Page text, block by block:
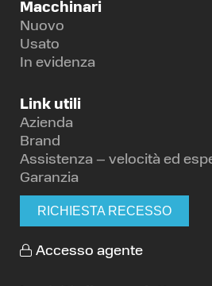
Macchinari
Nuovo
Usato
In evidenza
Link utili
Azienda
Brand
Assistenza – velocità ed
Garanzia
RICHIESTA RECESSO
Accesso agente